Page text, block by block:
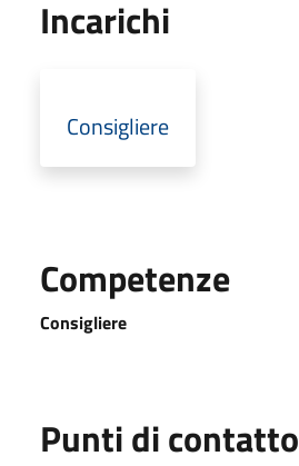
Incarichi
Consigliere
Competenze
Consigliere
Punti di contatto